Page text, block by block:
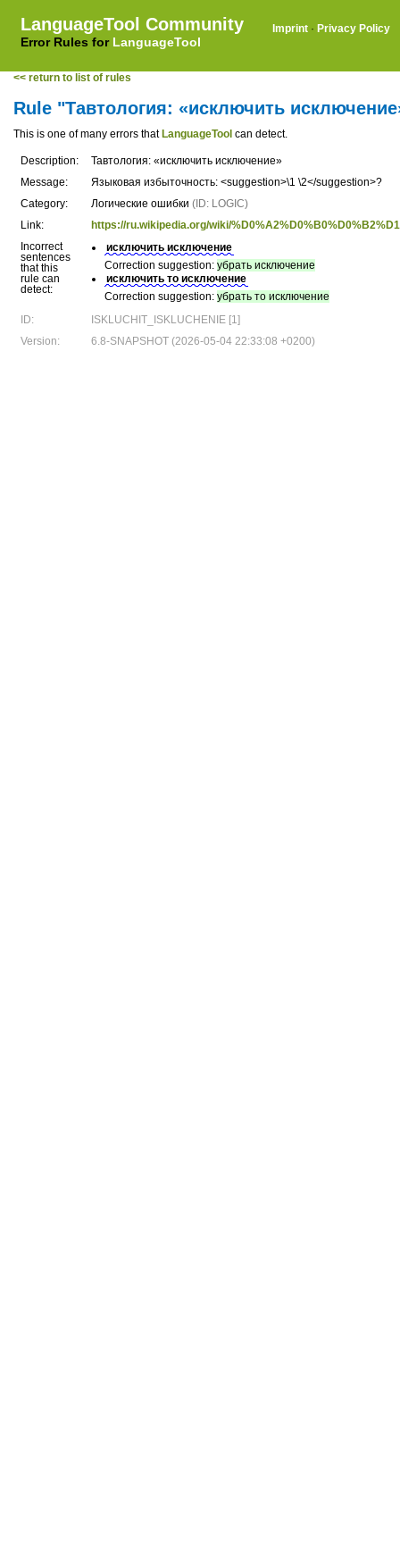
LanguageTool Community
Error Rules for LanguageTool
Imprint · Privacy Policy
<< return to list of rules
Rule "Тавтология: «исключить
This is one of many errors that LanguageTool can detect.
Description:
Тавтология: «исключить исключение»
Message:
Языковая избыточность: <suggestion>\1 \2</suggestion>?
Category:
Логические ошибки (ID: LOGIC)
Link:
https://ru.wikipedia.org/wiki/
Incorrect
sentences
that this
rule can
detect:
исключить исключение
Correction suggestion: убрать исключение
исключить то исключение
Correction suggestion: убрать то исключение
ID:
ISKLUCHIT_ISKLUCHENIE [1]
Version:
6.8-SNAPSHOT (2026-05-04 22:33:08 +0200)